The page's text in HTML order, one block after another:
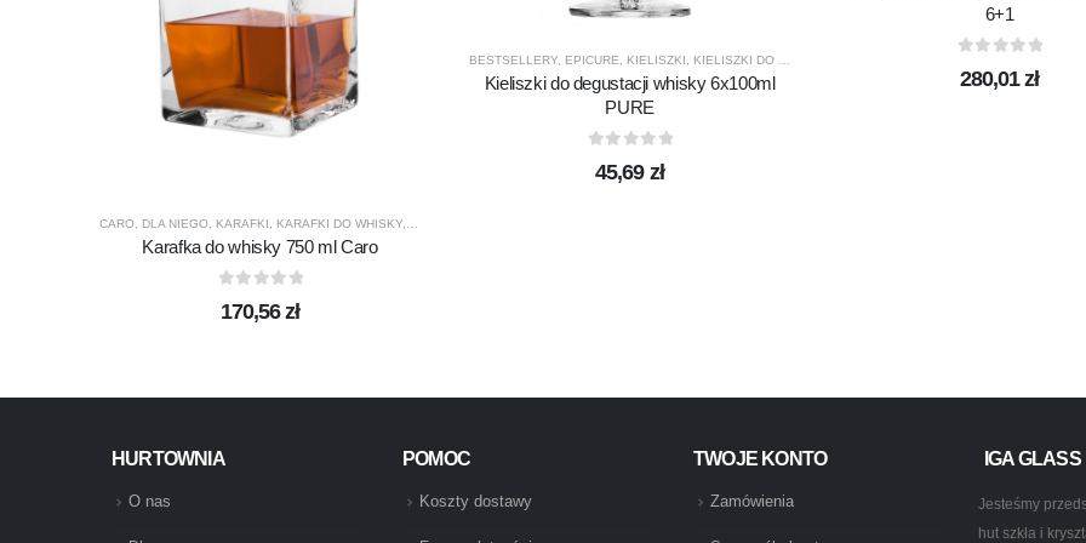
CARO, DLA NIEGO, KARAFKI , KARAFKI DO WHISKY, KROSNO GLASS
Karafka do whisky 750 ml Caro
170,56zł
BESTSELLERY, EPICURE, KIELISZKI, KIELISZKI DO WHISKY
Kieliszki do degustacji whisky 6x100ml
PURE
45,69 zł
6+1
280,01zł
HURTOWNIA
O nas
POMOC
Koszty dostawy
TWOJE KONTO
Zamówienia
IGA GLASS
Jesteśmy
hut szkła i